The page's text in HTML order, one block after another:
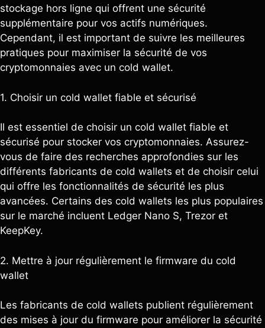
stockage hors ligne qui offrent une sécurité
supplémentaire pour vos actifs numériques.
Cependant, il est important de suivre les meilleures
pratiques pour maximiser la sécurité de vos
cryptomonnaies avec un cold wallet.
1. Choisir un cold wallet fiable et sécurisé
Il est essentiel de choisir un cold wallet fiable et
sécurisé pour stocker vos cryptomonnaies. Assurez-
vous de faire des recherches approfondies sur les
différents fabricants de cold wallets et de choisir celui
qui offre les fonctionnalités de sécurité les plus
avancées. Certains des cold wallets les plus populaires
sur le marché incluent Ledger Nano S, Trezor et
KeepKey.
2. Mettre à jour régulièrement le firmware du cold
wallet
Les fabricants de cold wallets publient régulièrement
des mises à jour du firmware pour améliorer la sécurité